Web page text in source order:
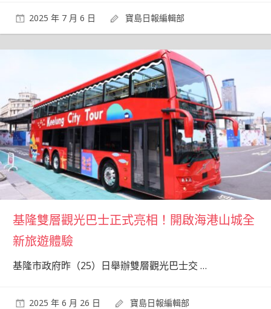
2025 年 7 月 6 日 寶島日報編輯部
基隆雙層觀光巴士正式亮相！開啟海港山城全
新旅遊體驗
基隆市政府昨（25）日舉辦雙層觀光巴士交…
2025 年 6 月 26 日 寶島日報編輯部